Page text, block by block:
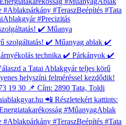
✔️ Műanya